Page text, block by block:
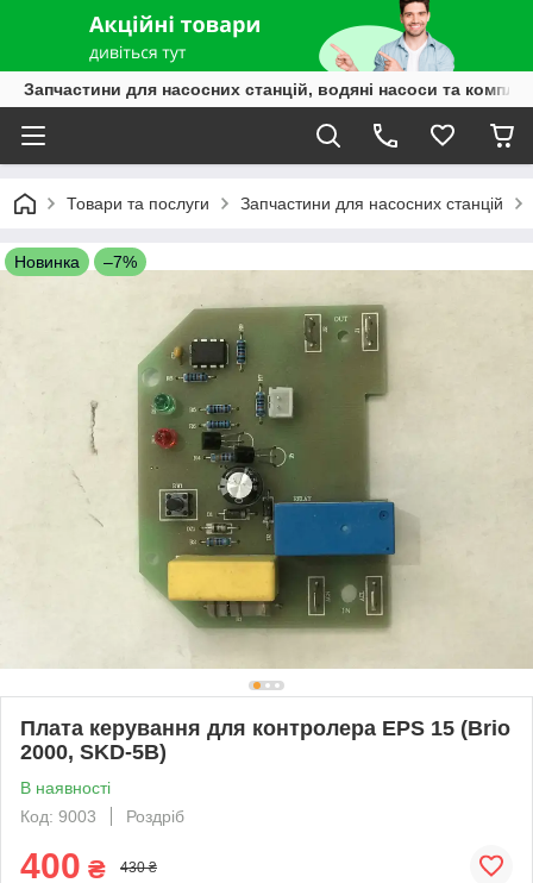
Запчастини для насосних станцій, водяні насоси та
Товари та послуги Запчастини для насосних станцій
Новинка –7%
Плата керування для контролера EPS 15 (Brio
2000, SKD-5B)
В наявності
Код: 9003
Роздріб
400 ₴ 430 ₴